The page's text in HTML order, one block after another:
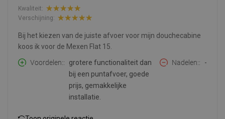
Kwaliteit:
Verschijning:
Bij het kiezen van de juiste afvoer voor mijn douchecabine
koos ik voor de Mexen Flat 15.
Voordelen:
grotere functionaliteit dan
bij een puntafvoer, goede
prijs, gemakkelijke
installatie.
Nadelen: -